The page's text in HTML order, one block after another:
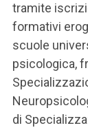
tramite
formativi
scuole
psicologica,
di